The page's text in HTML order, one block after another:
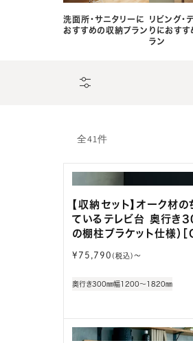
洗面所・サニタリーに
おすすめの収納プラン
リビング・
りにおす
ラン
全41件
【収納セット】オーク材
ているテレビ台 奥行き
の棚柱ブラケット仕様）
通
格
¥75,790 (税込)〜
奥行き300㎜幅1200～1820㎜